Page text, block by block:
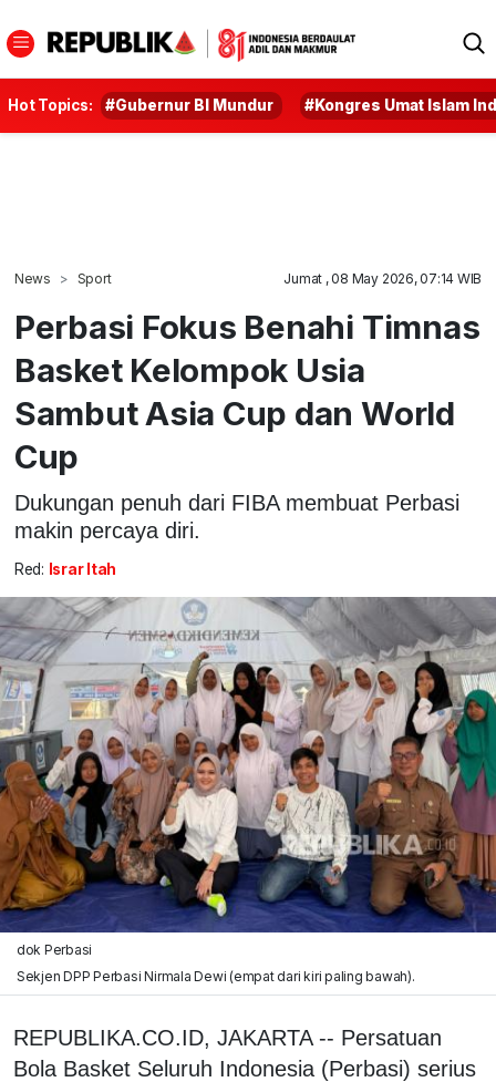
Hot Topics: #Gubernur BI Mundur #Kongres Umat Islam
News Sport Jumat , 08 May 2026, 07:14 WIB
Perbasi Fokus Benahi Timnas
Basket Kelompok Usia
Sambut Asia Cup dan World
Cup
Dukungan penuh dari FIBA membuat Perbasi
makin percaya diri.
Red: Israr Itah
dok Perbasi
Sekjen DPP Perbasi Nirmala Dewi (empat dari kiri paling bawah).
REPUBLIKA.CO.ID, JAKARTA -- Persatuan
Bola Basket Seluruh Indonesia (Perbasi) serius